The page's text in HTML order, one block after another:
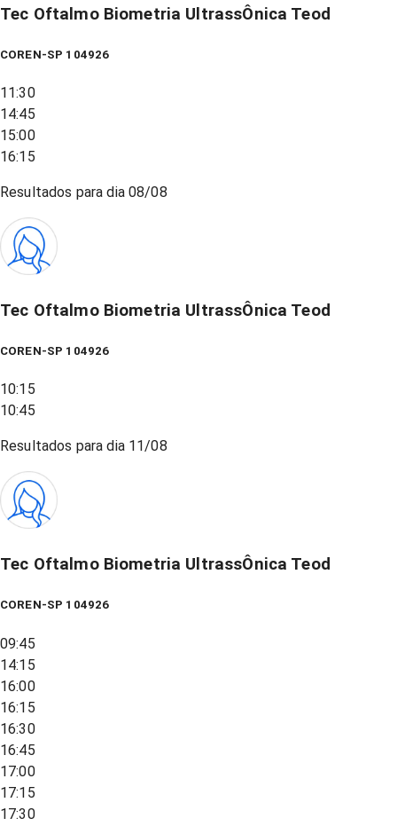
Tec Oftalmo Biometria UltrassÔnica Teod
COREN-SP 104926
11:30
14:45
15:00
16:15
Resultados para dia08/08
Tec Oftalmo Biometria UltrassÔnica Teod
COREN-SP 104926
10:15
10:45
Resultados para dia 11/08
Tec Oftalmo Biometria UltrassÔnica Teod
COREN-SP 104926
09:45
14:15
16:00
16:15
16:30
16:45
17:00
17:15
17:30